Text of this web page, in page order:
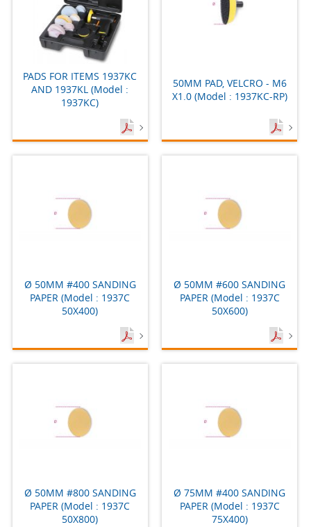
PADS FOR ITEMS 1937KC
AND 1937KL (Model :
1937KC)
50MM PAD, VELCRO - M6
X1.0 (Model : 1937KC-RP)
Ø 50MM #400 SANDING
PAPER (Model : 1937C
50X400)
Ø 50MM #600 SANDING
PAPER (Model : 1937C
50X600)
Ø 50MM #800 SANDING
PAPER (Model : 1937C
50X800)
Ø 75MM #400 SANDING
PAPER (Model : 1937C
75X400)